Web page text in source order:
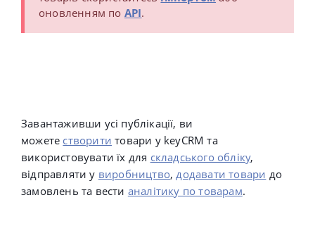
оновленням по API.
Завантаживши усі публікації, ви
можете створити товари у keyCRM та
використовувати їх для складського обліку,
відправляти у виробництво, додавати товари до
замовлень та вести аналітику по товарам.